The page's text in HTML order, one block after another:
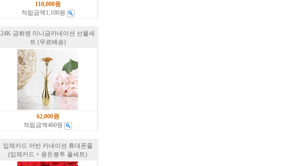
110,000원
적립금액1,100원
24K 금화병 미니금카네이션 선물세
트 (무료배송)
62,000원
적립금액460원
입체카드 어반 카네이션 휴대폰줄
(입체카드 + 용돈봉투 풀세트)